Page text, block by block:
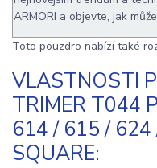
ARMORI a objevte, jak
Toto pouzdro nabízí také
VLASTNOSTI
TRIMER T044
614 / 615 /
SQUARE: